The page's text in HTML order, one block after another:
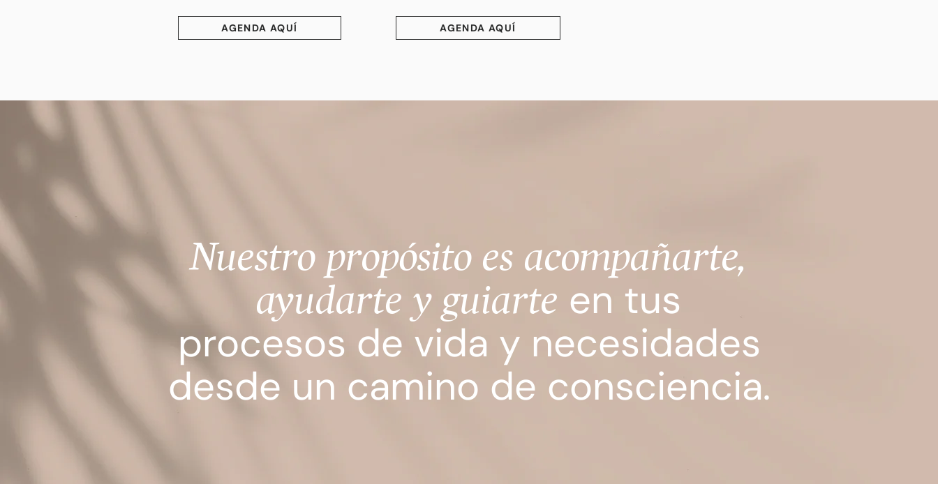
AGENDA AQUÍ AGENDA AQUÍ
Nuestro propósito es acompañarte,
ayudarte y guiarte en tus
procesos de vida y necesidades
desde un camino de consciencia.